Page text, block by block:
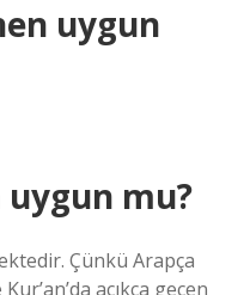
uygun
mu?
Çünkü Arapça
açıkça geçen